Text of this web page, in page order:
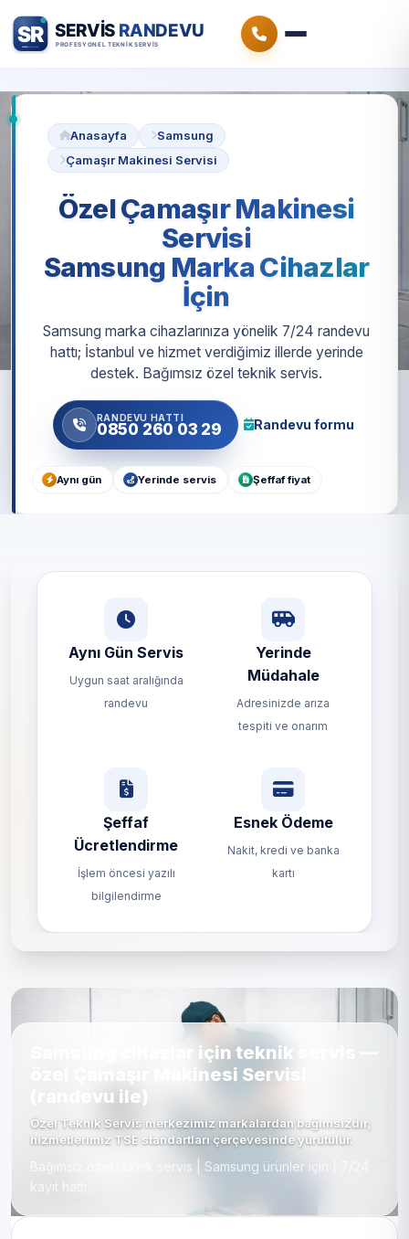
Anasayfa
Samsung
Çamaşır Makinesi Servisi
Özel Çamaşır Makinesi
Servisi
Samsung Marka Cihazlar
İçin
Samsung marka cihazlarınıza yönelik 7/24 randevu
hattı; İstanbul ve hizmet verdiğimiz illerde yerinde
destek. Bağımsız özel teknik servis.
RANDEVU HATTI
0850 260 03 29 Randevu formu
Aynı gün Yerinde servis Şeffaf fiyat
Aynı Gün Servis
Uygun saat aralığında
randevu
Yerinde
Müdahale
Adresinizde arıza
tespiti ve onarım
Şeffaf
Ücretlendirme
İşlem öncesi yazılı
bilgilendirme
Esnek Ödeme
Nakit, kredi ve banka
kartı
Samsung cihazlar için teknik servis —
özel Çamaşır Makinesi Servisi
(randevu ile)
Özel Teknik Servis merkezimiz markalardan bağımsızdır;
hizmetlerimiz TSE standartları çerçevesinde yürütülür.
Bağımsız özel teknik servis | Samsung ürünler için | 7/24